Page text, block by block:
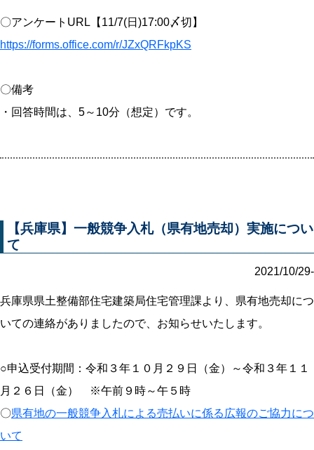
〇アンケートURL【11/7(日)17:00〆切】
https://forms.office.com/r/JZxQRFkpKS
〇備考
・回答時間は、5～10分（想定）です。
【兵庫県】一般競争入札（県有地売却）実施につい
て
2021/10/29-
兵庫県県土整備部住宅建築局住宅管理課より、県有地売却につ
いての連絡がありましたので、お知らせいたします。
○申込受付期間：令和３年１０月２９日（金）～令和３年１１
月２６日（金） ※午前９時～午５時
〇県有地の一般競争入札による売払いに係る広報のご協力につ
いて